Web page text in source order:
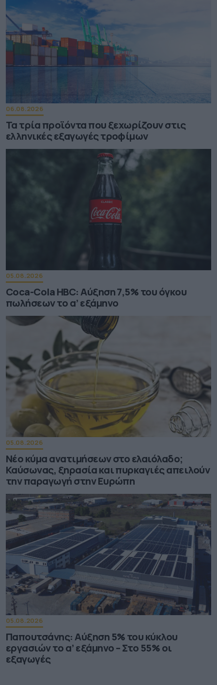
06.08.2026
Τα τρία προϊόντα που ξεχωρίζουν στις
ελληνικές εξαγωγές τροφίμων
05.08.2026
Coca-Cola HBC: Aύξηση 7,5% του όγκου
πωλήσεων το α’ εξάμηνο
05.08.2026
Νέο κύμα ανατιμήσεων στο ελαιόλαδο;
Καύσωνας, ξηρασία και πυρκαγιές απειλούν
την παραγωγή στην Ευρώπη
05.08.2026
Παπουτσάνης: Αύξηση 5% του κύκλου
εργασιών το α’ εξάμηνο – Στο 55% οι
εξαγωγές